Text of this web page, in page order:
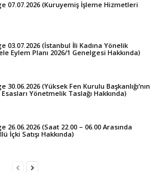
07.07.2026 (Kuruyemiş İşleme Hizmetleri
03.07.2026 (İstanbul İli Kadına Yönelik
Eylem Planı 2026/1 Genelgesi Hakkında)
30.06.2026 (Yüksek Fen Kurulu Başkanlığı’nın
Yönetmelik Taslağı Hakkında)
26.06.2026 (Saat 22.00 – 06.00 Arasında
İçki Satışı Hakkında)